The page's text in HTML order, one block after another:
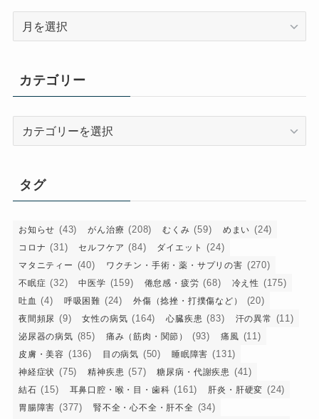
ブ
カテゴリー
ー
タグ
お知らせ (43) がん治療 (208) むくみ (59) めまい (24)
コロナ (31) セルフケア (84) ダイエット (24)
マタニティー (40) ワクチン・手術・薬・サプリの害 (270)
不眠症 (32) 中医学 (159) 倦怠感・疲労 (68) 冷え性 (175)
吐血 (4) 呼吸困難 (24) 外傷（捻挫・打撲傷など） (20)
夜間頻尿 (9) 女性の病気 (164) 心臓疾患 (83) 汗の異常 (11)
泌尿器の病気 (85) 痛み（筋肉・関節） (93) 痛風 (11)
皮膚・美容 (136) 目の病気 (50) 睡眠障害 (131)
神経症状 (75) 精神疾患 (57) 糖尿病・代謝疾患 (41)
結石 (15) 耳鼻口腔・喉・目・歯科 (161) 肝炎・肝硬変 (24)
胃腸障害 (377) 腎不全・心不全・肝不全 (34)